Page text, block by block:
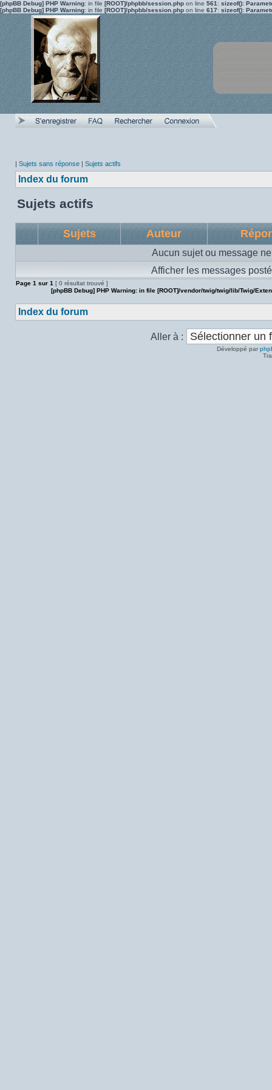
[phpBB Debug] PHP Warning: in file [ROOT]/phpbb/session.php on line 561 : sizeof():
[phpBB Debug] PHP Warning: in file [ROOT]/phpbb/session.php on line 617: sizeof():
| Sujets sans réponse | Sujets actifs
Index du forum
Sujets actifs
Sujets Auteur
Aucun sujet ou message
Afficher les messages
Page 1 sur 1 [ 0 résultat trouvé ]
[phpBB Debug] PHP Warning: in file [ROOT]/vendor/twig/twig/lib/Twig/
Index du forum
Aller à :
Développé par